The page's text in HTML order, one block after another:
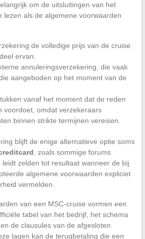
om de uitsluitingen van het
lezen als de algemene voorwaarden
de volledige prijs van de cruise
ervan.
annuleringsverzekering, die vaak
aangeboden op het moment van de
vanaf het moment dat de reden
voordoet, omdat verzekeraars
binnen strikte termijnen vereisen.
blijft de enige alternatieve optie soms
, zoals sommige forums
zelden tot resultaat wanneer de bij
algemene voorwaarden expliciet
vermelden.
van een MSC-cruise vormen een
tabel van het bedrijf, het schema
de clausules van de afgesloten
lagen kan de terugbetaling die een